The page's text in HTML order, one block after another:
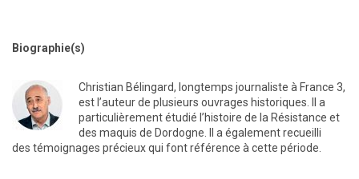
Biographie(s)
Christian Bélingard, longtemps journaliste à France 3,
est l’auteur de plusieurs ouvrages historiques. Il a
particulièrement étudié l’histoire de la Résistance et
des maquis de Dordogne. Il a également recueilli
des témoignages précieux qui font référence à cette période.